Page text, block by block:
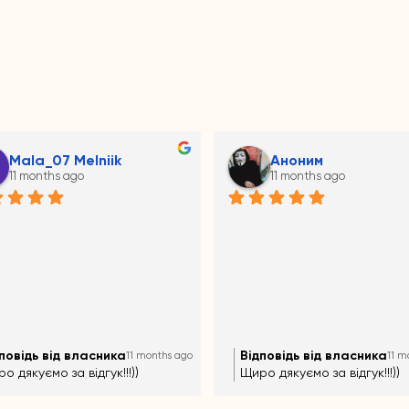
Mala_07 Melniik
11 months ago
від власника11 months ago
дякуємо за відгук!!!))
Аноним
11 months ago
Відповідь від власника11
Щиро дякуємо за відгук!!!))